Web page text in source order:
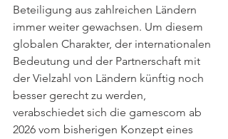
Beteiligung aus zahlreichen Ländern
immer weiter gewachsen. Um diesem
globalen Charakter, der internationalen
Bedeutung und der Partnerschaft mit
der Vielzahl von Ländern künftig noch
besser gerecht zu werden,
verabschiedet sich die gamescom ab
2026 vom bisherigen Konzept eines